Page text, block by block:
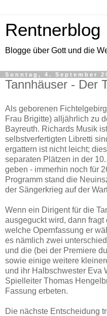
Rentnerblog
Blogge über Gott und die
Sonntag, 4. September
Tannhäuser - Der
Als geborenen
Frau Brigitte) alljährlich zu
Bayreuth. Richards Musik
selbstverfertigten Libretti
ergattern ist nicht leicht;
separaten Plätzen in der
geben - immerhin noch für
Programm stand die
der Sängerkrieg auf der
Wenn ein Dirigent für die
ausgeguckt wird, dann
welche Opernfassung er
es nämlich zwei
und die (bei der Premiere
sowie einige weitere
und ihr Halbschwester Eva
Spielleiter Thomas
Fassung erbeten.
Die nächste Entscheidung